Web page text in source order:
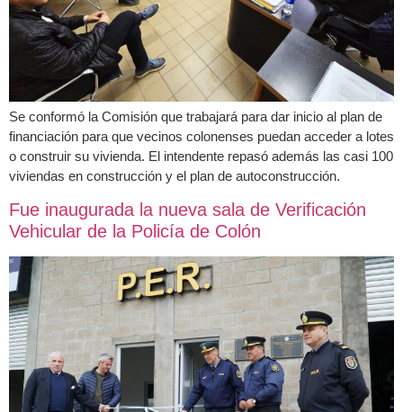
Se conformó la Comisión que trabajará para dar inicio al plan de
financiación para que vecinos colonenses puedan acceder a lotes
o construir su vivienda. El intendente repasó además las casi 100
viviendas en construcción y el plan de autoconstrucción.
Fue inaugurada la nueva sala de Verificación
Vehicular de la Policía de Colón